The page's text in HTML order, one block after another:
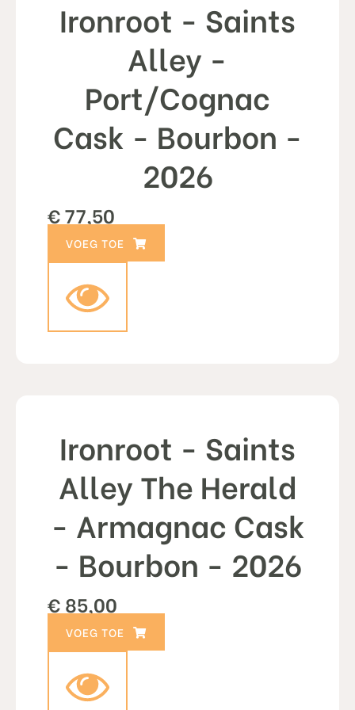
Ironroot - Saints
Alley -
Port/Cognac
Cask - Bourbon -
2026
€77,50
Ironroot - Saints
Alley The Herald
- Armagnac Cask
- Bourbon - 2026
€ 85,00